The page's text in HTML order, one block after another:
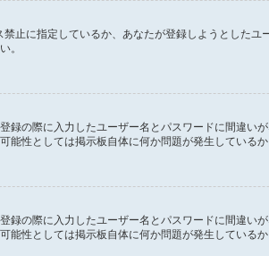
止に指定しているか、あなたが登録しようとした
。
録の際に入力したユーザー名とパスワードに間違
能性としては掲示板自体に何か問題が発生している
録の際に入力したユーザー名とパスワードに間違
能性としては掲示板自体に何か問題が発生している